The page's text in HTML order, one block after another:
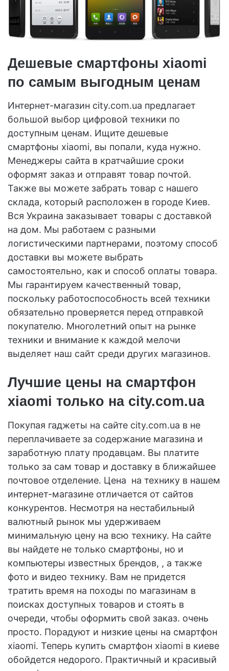
Дешевые смартфоны xiaomi
по самым выгодным ценам
Интернет-магазин city.com.ua предлагает
большой выбор цифровой техники по
доступным ценам. Ищите дешевые
смартфоны xiaomi, вы попали, куда нужно.
Менеджеры сайта в кратчайшие сроки
оформят заказ и отправят товар почтой.
Также вы можете забрать товар с нашего
склада, который расположен в городе Киев.
Вся Украина заказывает товары с доставкой
на дом. Мы работаем с разными
логистическими партнерами, поэтому способ
доставки вы можете выбрать
самостоятельно, как и способ оплаты товара.
Мы гарантируем качественный товар,
поскольку работоспособность всей техники
обязательно проверяется перед отправкой
покупателю. Многолетний опыт на рынке
техники и внимание к каждой мелочи
выделяет наш сайт среди других магазинов.
Лучшие цены на смартфон
xiaomi только на city.com.ua
Покупая гаджеты на сайте city.com.ua в не
переплачиваете за содержание магазина и
заработную плату продавцам. Вы платите
только за сам товар и доставку в ближайшее
почтовое отделение. Цена на технику в нашем
интернет-магазине отличается от сайтов
конкурентов. Несмотря на нестабильный
валютный рынок мы удерживаем
минимальную цену на всю технику. На сайте
вы найдете не только смартфоны, но и
компьютеры известных брендов, , а также
фото и видео технику. Вам не придется
тратить время на походы по магазинам в
поисках доступных товаров и стоять в
очереди, чтобы оформить свой заказ. очень
просто. Порадуют и низкие цены на смартфон
xiaomi. Теперь купить смартфон xiaomi в киеве
обойдется недорого. Практичный и красивый